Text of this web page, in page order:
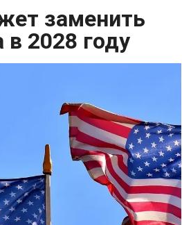
заменить
в 2028 году